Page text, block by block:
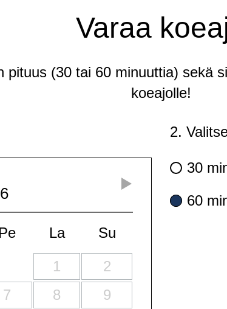
Varaa
pituus (30 tai 60 minuuttia) sekä
koeajolle!
Pe La Su
1
2
7 8
9
2.
30
60